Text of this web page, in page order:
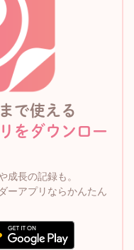
で使える
をダウンロー
成長の記録も。
ーアプリならかんたん